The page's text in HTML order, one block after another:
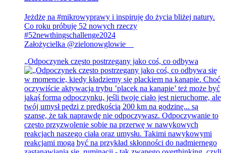
Jeżdżę na #mikrowyprawy i inspiruję do życia bliżej natury.
Co roku próbuję 52 nowych rzeczy
#52newthingschallenge2024
Założycielka @zielonowglowie__
„Odpoczynek często postrzegany jako coś, co odbywa